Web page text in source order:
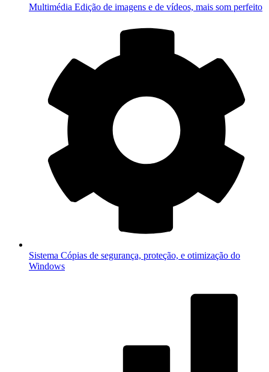
Multimédia Edição de imagens e de vídeos, mais som perfeito
Sistema Cópias de segurança, proteção, e otimização do
Windows